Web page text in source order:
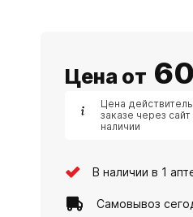
Цена от
Цена
заказе через
наличии
В наличии в 1
Самовывоз